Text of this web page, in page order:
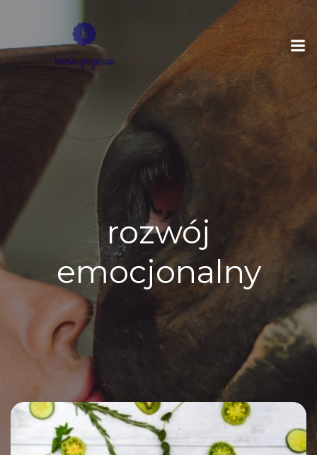
content
rozwój
emocjonalny